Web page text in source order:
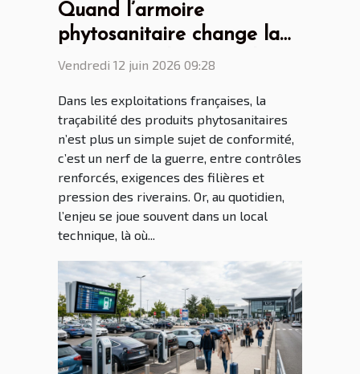
Quand l’armoire
phytosanitaire change la
donne pour les agriculteurs
Vendredi 12 juin 2026 09:28
Dans les exploitations françaises, la
traçabilité des produits phytosanitaires
n’est plus un simple sujet de conformité,
c’est un nerf de la guerre, entre contrôles
renforcés, exigences des filières et
pression des riverains. Or, au quotidien,
l’enjeu se joue souvent dans un local
technique, là où...